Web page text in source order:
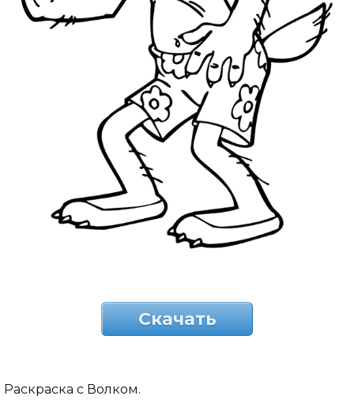
Скачать
Раскраска с Волком.